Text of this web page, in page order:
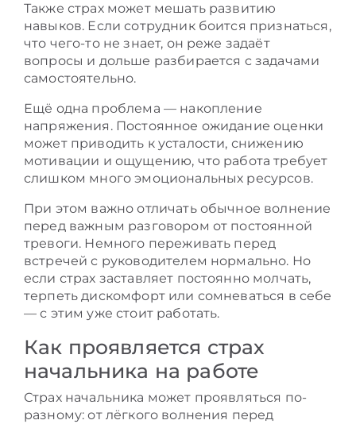
Также страх может мешать развитию
навыков. Если сотрудник боится признаться,
что чего-то не знает, он реже задаёт
вопросы и дольше разбирается с задачами
самостоятельно.
Ещё одна проблема — накопление
напряжения. Постоянное ожидание оценки
может приводить к усталости, снижению
мотивации и ощущению, что работа требует
слишком много эмоциональных ресурсов.
При этом важно отличать обычное волнение
перед важным разговором от постоянной
тревоги. Немного переживать перед
встречей с руководителем нормально. Но
если страх заставляет постоянно молчать,
терпеть дискомфорт или сомневаться в себе
— с этим уже стоит работать.
Как проявляется страх
начальника на работе
Страх начальника может проявляться по-
разному: от лёгкого волнения перед